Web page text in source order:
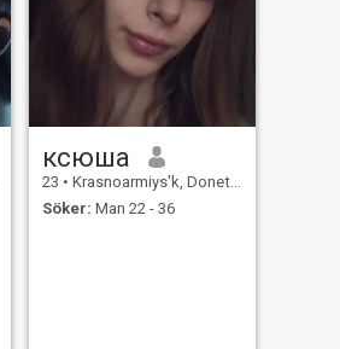
ксюша
23 • Krasnoarmiys'k, Donets'k, Ukraina
Söker: Man 22 - 36